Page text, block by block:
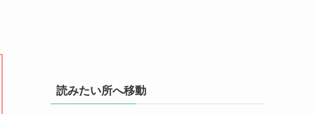
読みたい所へ移動